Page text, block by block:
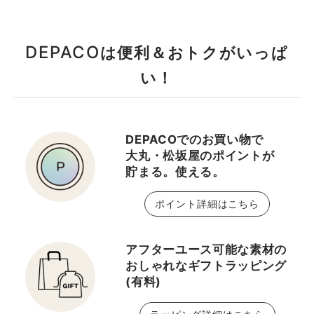
DEPACOは便利＆おトクがいっぱ
い！
DEPACOでのお買い物で
大丸・松坂屋のポイントが
貯まる。使える。
ポイント詳細はこちら
アフターユース可能な素材の
おしゃれなギフトラッピング
(有料)